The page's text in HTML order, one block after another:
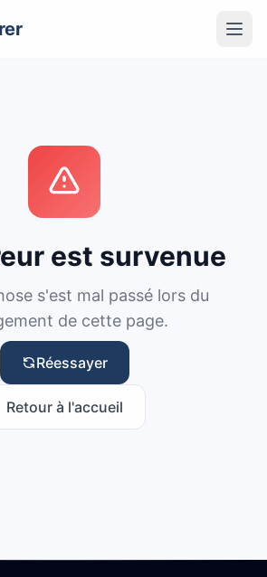
est survenue
s'est mal passé lors du
de cette page.
Réessayer
Retour à l'accueil